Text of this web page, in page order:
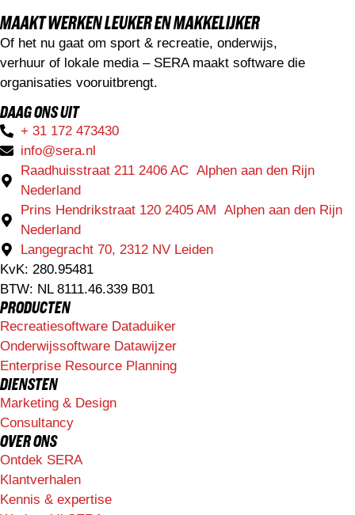
MAAKT WERKEN LEUKER EN MAKKELIJKER
Of het nu gaat om sport & recreatie, onderwijs,
verhuur of lokale media – SERA maakt software die
organisaties vooruitbrengt.
DAAG ONS UIT
+ 31 172 473430
info@sera.nl
Raadhuisstraat 211 2406 AC Alphen aan den Rijn
Nederland
Prins Hendrikstraat 120 2405 AM Alphen aan den Rijn
Nederland
Langegracht 70, 2312 NV Leiden
KvK: 280.95481
BTW: NL 8111.46.339 B01
PRODUCTEN
Recreatiesoftware Dataduiker
Onderwijssoftware Datawijzer
Enterprise Resource Planning
DIENSTEN
Marketing & Design
Consultancy
OVER ONS
Ontdek SERA
Klantverhalen
Kennis & expertise